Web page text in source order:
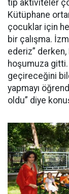
tip aktiviteler
Kütüphane
çocuklar için
bir çalışma.
ederiz”
hoşumuza
geçireceğini
yapmayı
oldu” diye